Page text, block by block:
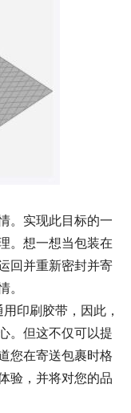
。实现此目标的一
。想一想当包装在
回并重新密封并寄
印刷胶带，因此，
。但这不仅可以提
您在寄送包裹时格
验，并将对您的品